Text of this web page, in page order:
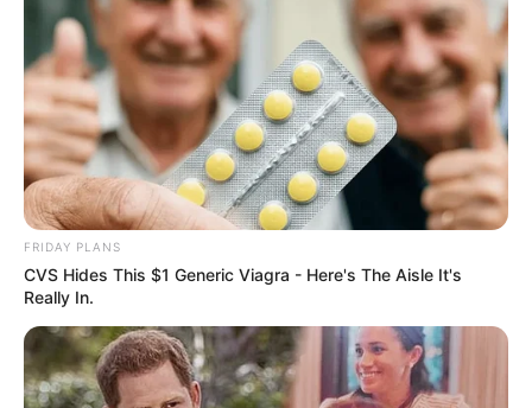
FRIDAY PLANS
CVS Hides This $1 Generic Viagra - Here's The Aisle It's
Really In.